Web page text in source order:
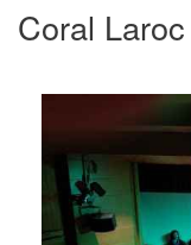
Coral Laroc